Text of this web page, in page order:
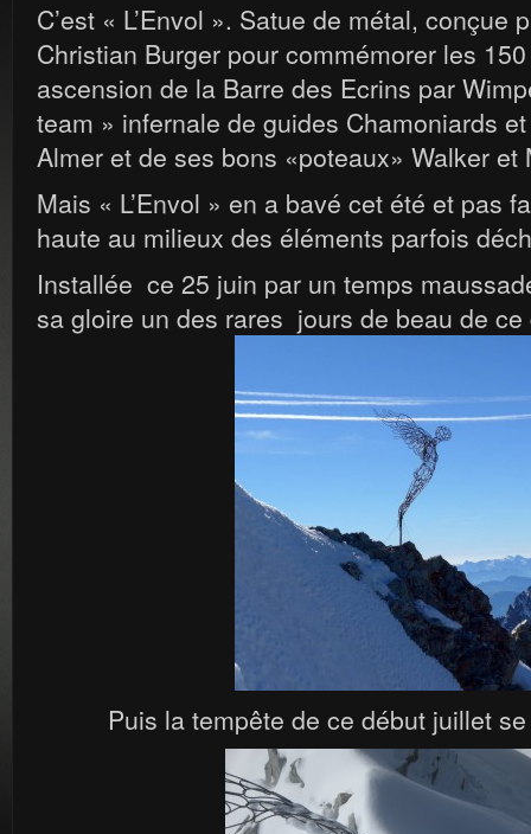
C’est « L’Envol ». Satue de métal, conçue
Christian Burger pour commémorer les
ascension de la Barre des Ecrins par
team » infernale de guides Chamoniards
Almer et de ses bons «poteaux» Walker et
Mais « L’Envol » en a bavé cet été et pas
haute au milieux des éléments parfois
Installée ce 25 juin par un temps
sa gloire un des rares jours de beau de
Puis la tempête de ce début juillet